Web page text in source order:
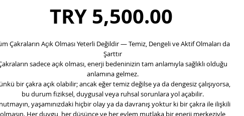
TRY 5,500.00
Çakraların Açık Olması Yeterli Değildir — Temiz, Dengeli ve Aktif Olmaları da
Şarttır
sadece açık olması, enerji bedeninizin tam anlamıyla sağlıklı olduğu
anlamına gelmez.
bir çakra açık olabilir; ancak eğer temiz değilse ya da dengesiz çalışıyorsa,
bu durum fiziksel, duygusal veya ruhsal sorunlara yol açabilir.
yaşamınızdaki hiçbir olay ya da davranış yoktur ki bir çakra ile ilişkili
olmasın. Her duygu, her düşünce ve her eylem mutlaka bir enerji merkeziyle